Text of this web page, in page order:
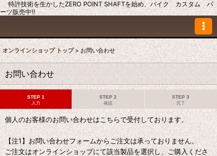
特許技術を生かしたZERO POINT SHAFTを始め、バイク カスタム パ
ーツ販売中!!
オンラインショップ トップ > お問い合わせ
お問い合わせ
STEP 1
入力
STEP 2
確認
STEP 3
完了
個人のお客様のお問い合わせはこちらで受付しております。
【注1】お問い合わせフォームからご注文は承っておりません。
ご注文はオンラインショップにて該当製品を選択し、ご購入くださ